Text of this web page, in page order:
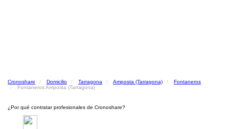
Cronoshare Domicilio Tarragona Amposta (Tarragona)
Fontaneros
Fontaneros Amposta (Tarragona)
¿Por qué contratar profesionales de Cronoshare?